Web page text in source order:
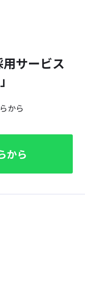
サービス
から
から